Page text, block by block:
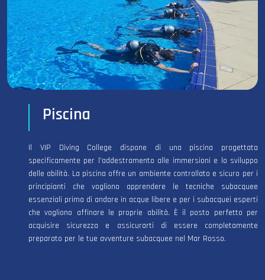
Piscina
Il VIP Diving College dispone di una piscina progettata
specificamente per l'addestramento alle immersioni e lo sviluppo
delle abilità. La piscina offre un ambiente controllato e sicuro per i
principianti che vogliono apprendere le tecniche subacquee
essenziali prima di andare in acque libere e per i subacquei esperti
che vogliono affinare le proprie abilità. È il posto perfetto per
acquisire sicurezza e assicurarti di essere completamente
preparato per le tue avventure subacquee nel Mar Rosso.